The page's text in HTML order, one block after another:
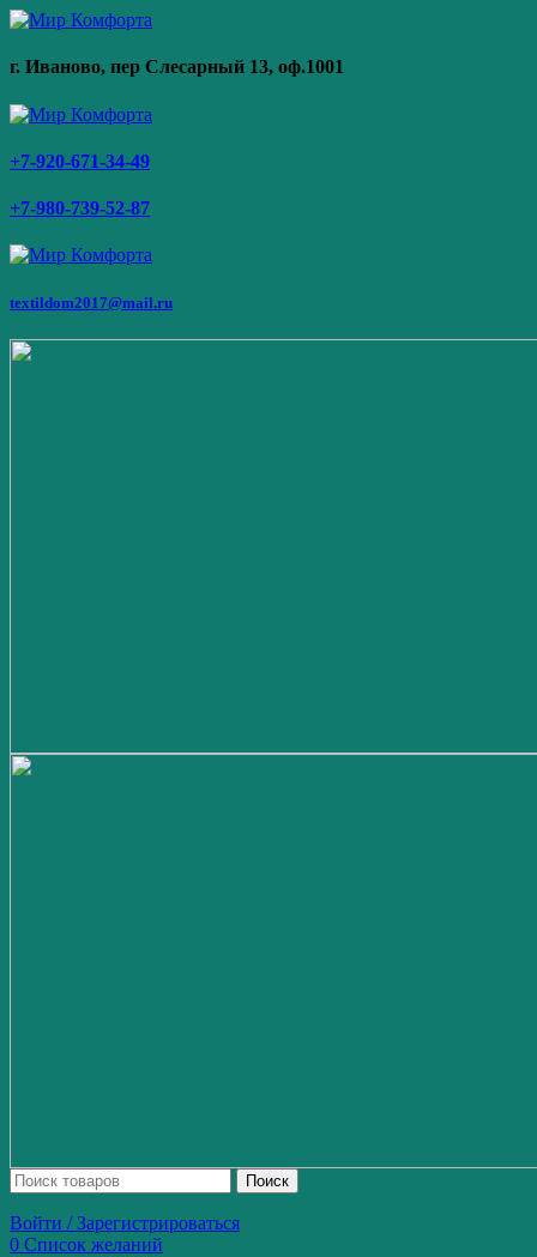
г. Иваново, пер Слесарный 13, оф.1001
+7-920-671-34-49
+7-980-739-52-87
textildom2017@mail.ru
Поиск
Войти / Зарегистрироваться
0 Список желаний